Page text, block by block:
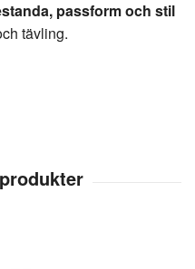
passform och stil
tävling.